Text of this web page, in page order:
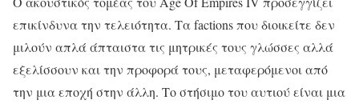
επικίνδυνα την τελειότητα. Τα factions που διοικείτε δεν
μιλούν απλά άπταιστα τις μητρικές τους γλώσσες αλλά
εξελίσσουν και την προφορά τους, μεταφερόμενοι από
την μια εποχή στην άλλη. Το στήσιμο του αυτιού είναι μια